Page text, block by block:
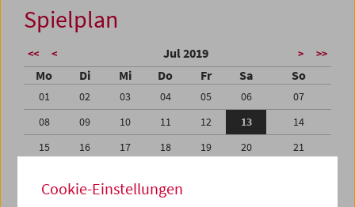
Spielplan
<< < Jul 2019 > >>
Mo Di Mi Do Fr Sa So
01 02 03 04 05 06
07
08
09 10 11 12 13
14
15
16 17 18 19 20
21
29
30 31 01
Cookie-Einstellungen